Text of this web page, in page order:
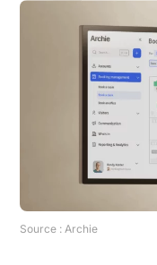
Source : Archie